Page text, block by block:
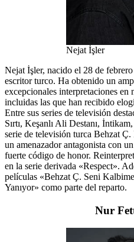
Nejat İşler
Nejat İşler, nacido el 28 de
escritor turco. Ha obtenido un
excepcionales interpretaciones en
incluidas las que han recibido
Entre sus series de televisión
Sırtı, Keşanlı Ali Destanı,
serie de televisión turca Behzat
un amenazador antagonista con
fuerte código de honor.
en la serie derivada «Respect».
películas «Behzat Ç. Seni
Yanıyor» como parte del reparto.
Nur